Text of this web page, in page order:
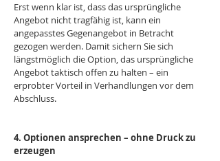
Erst wenn klar ist, dass das ursprüngliche
Angebot nicht tragfähig ist, kann ein
angepasstes Gegenangebot in Betracht
gezogen werden. Damit sichern Sie sich
längstmöglich die Option, das ursprüngliche
Angebot taktisch offen zu halten – ein
erprobter Vorteil in Verhandlungen vor dem
Abschluss.
4. Optionen ansprechen – ohne Druck zu
erzeugen